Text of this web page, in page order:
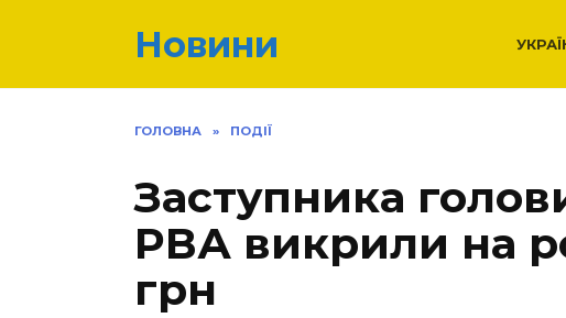
Новини
ГОЛОВНА » ПОДІЇ
Застyпника
PВА викpили на
грн